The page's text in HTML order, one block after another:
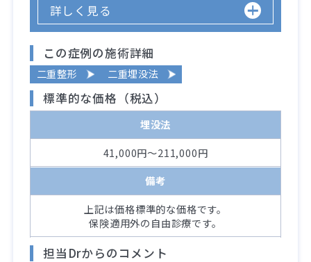
詳しく見る
この症例の施術詳細
二重整形 二重埋没法
標準的な価格（税込）
埋没法
41,000円～211,000円
備考
上記は価格標準的な価格です。
保険適用外の自由診療です。
担当Drからのコメント